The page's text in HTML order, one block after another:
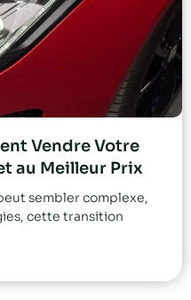
Vendre Votre
au Meilleur Prix
sembler complexe,
cette transition